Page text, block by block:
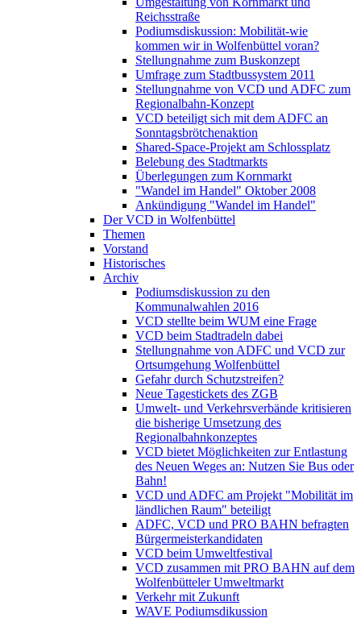
Reichsstraße
Podiumsdiskussion: Mobilität-wie
kommen wir in Wolfenbüttel voran?
Stellungnahme zum Buskonzept
Umfrage zum Stadtbussystem 2011
Stellungnahme von VCD und ADFC zum
Regionalbahn-Konzept
VCD beteiligt sich mit dem ADFC an
Sonntagsbrötchenaktion
Shared-Space-Projekt am Schlossplatz
Belebung des Stadtmarkts
Überlegungen zum Kornmarkt
"Wandel im Handel" Oktober 2008
Ankündigung "Wandel im Handel"
Der VCD in Wolfenbüttel
Themen
Vorstand
Historisches
Archiv
Podiumsdiskussion zu den
Kommunalwahlen 2016
VCD stellte beim WUM eine Frage
VCD beim Stadtradeln dabei
Stellungnahme von ADFC und VCD zur
Ortsumgehung Wolfenbüttel
Gefahr durch Schutzstreifen?
Neue Tagestickets des ZGB
Umwelt- und Verkehrsverbände kritisieren
die bisherige Umsetzung des
Regionalbahnkonzeptes
VCD bietet Möglichkeiten zur Entlastung
des Neuen Weges an: Nutzen Sie Bus oder
Bahn!
VCD und ADFC am Projekt "Mobilität im
ländlichen Raum" beteiligt
ADFC, VCD und PRO BAHN befragten
Bürgermeisterkandidaten
VCD beim Umweltfestival
VCD zusammen mit PRO BAHN auf dem
Wolfenbütteler Umweltmarkt
Verkehr mit Zukunft
WAVE Podiumsdikussion